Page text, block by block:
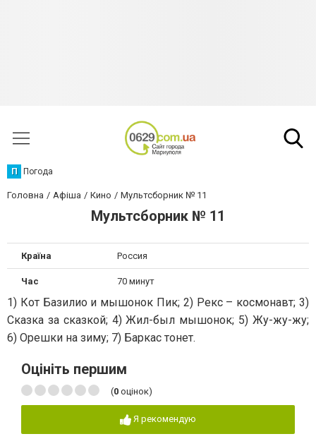
П Погода
Головна Афіша Кино Мультсборник № 11
Мультсборник № 11
Країна Россия
Час 70 минут
1) Кот Базилио и мышонок Пик; 2) Рекс – космонавт; 3)
Сказка за сказкой; 4) Жил-был мышонок; 5) Жу-жу-жу;
6) Орешки на зиму; 7) Баркас тонет.
Оцініть першим
(0 оцінок)
Я рекомендую